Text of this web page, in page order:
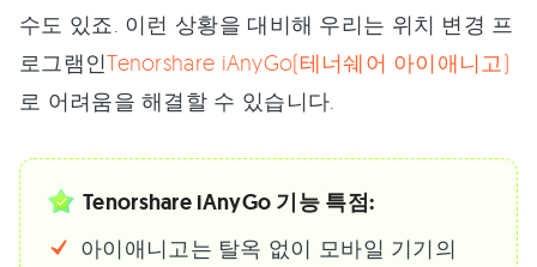
수도 있죠. 이런 상황을 대비해 우리는 위치 변경 프
로그램인Tenorshare iAnyGo(테너쉐어 아이애니고)
로 어려움을 해결할 수 있습니다.
Tenorshare iAnyGo 기능 특점:
아이애니고는 탈옥 없이 모바일 기기의